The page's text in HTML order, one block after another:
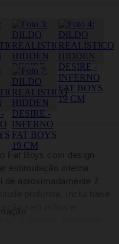
Fat Boys com design
estimulação interna
de aproximadamente 7
sem mãos e